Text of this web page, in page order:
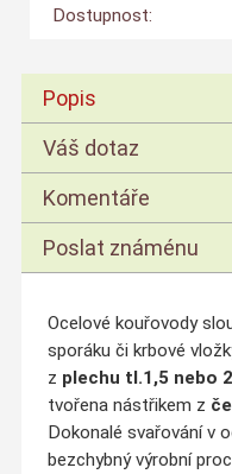
Dostupnost:
Popis
Váš dotaz
Komentáře
Poslat známénu
Ocelové kouřovody
sporáku či krbové
z plechu tl.1,5 nebo
tvořena nástřikem z
Dokonalé svařování v
bezchybný výrobní